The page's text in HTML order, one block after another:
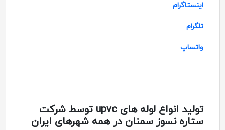
اینستاگرام
تلگرام
واتساپ
تولید انواع لوله های upvc توسط شرکت
ستاره نسوز سمنان در همه شهرهای ایران